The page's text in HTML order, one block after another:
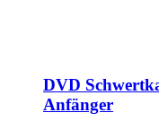
DVD
Anfänger